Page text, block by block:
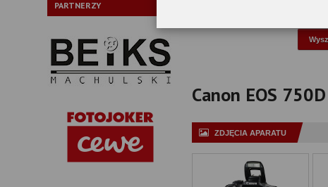
PARTNERZY
Canon EOS
ZDJĘCIA APARATU